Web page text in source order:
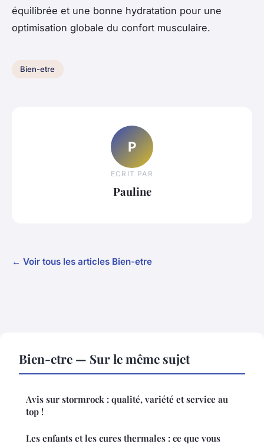
équilibrée et une bonne hydratation pour une
optimisation globale du confort musculaire.
Bien-etre
P
ECRIT PAR
Pauline
← Voir tous les articles Bien-etre
Bien-etre — Sur le même sujet
Avis sur stormrock : qualité, variété et service au
top !
Les enfants et les cures thermales : ce que vous